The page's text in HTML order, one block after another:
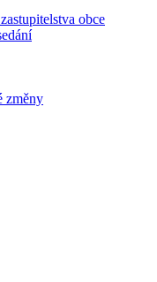
obce
změny